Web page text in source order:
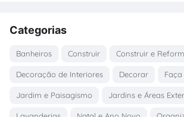
Categorias
Banheiros Construir Construir e
Decoração de Interiores Decorar
Jardim e Paisagismo Jardins e Áreas